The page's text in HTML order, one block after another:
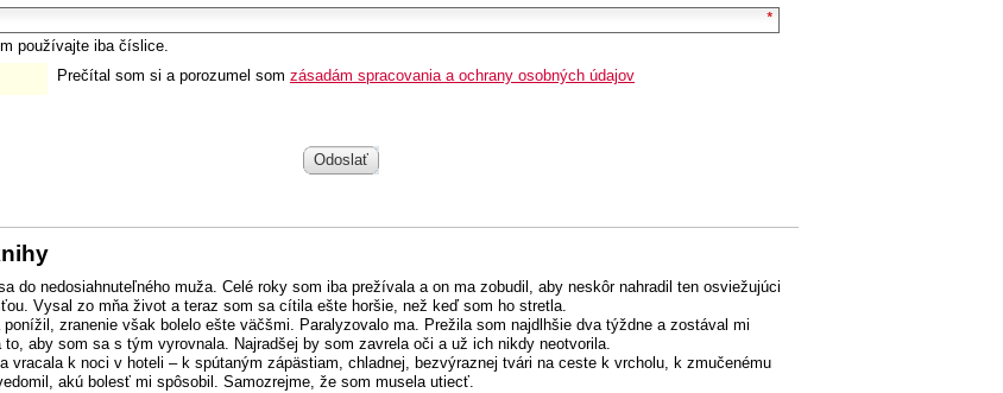
používajte iba číslice.
Prečítal som si a porozumel som zásadám spracovania a ochrany osobných údajov
Odoslať
do nedosiahnuteľného muža. Celé roky som iba prežívala a on ma zobudil, aby neskôr nahradil ten osviežujúci
Vysal zo mňa život a teraz som sa cítila ešte horšie, než keď som ho stretla.
zranenie však bolelo ešte väčšmi. Paralyzovalo ma. Prežila som najdlhšie dva týždne a zostával mi
aby som sa s tým vyrovnala. Najradšej by som zavrela oči a už ich nikdy neotvorila.
vracala k noci v hoteli – k spútaným zápästiam, chladnej, bezvýraznej tvári na ceste k vrcholu, k zmučenému
akú bolesť mi spôsobil. Samozrejme, že som musela utiecť.